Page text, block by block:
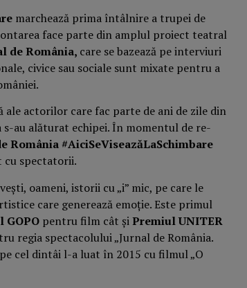
marchează prima întâlnire a trupei de
face parte din amplul proiect teatral
de România, care se bazează pe interviuri
civice sau sociale sunt mixate pentru a
actorilor care fac parte de ani de zile din
au alăturat echipei. În momentul de re-
România #AiciSeViseazăLaSchimbare
cu spectatorii.
oameni, istorii cu „i” mic, pe care le
care generează emoție. Este primul
GOPO pentru film cât șiPremiul UNITER
regia spectacolului „Jurnal de România.
cel dintâi l-a luat în 2015 cu filmul „O